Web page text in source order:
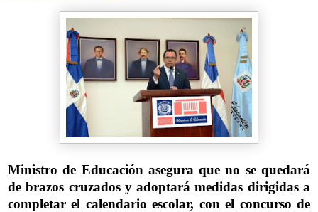
Ministro de Educación asegura que no se quedará
de brazos cruzados y adoptará medidas dirigidas a
completar el calendario escolar, con el concurso de